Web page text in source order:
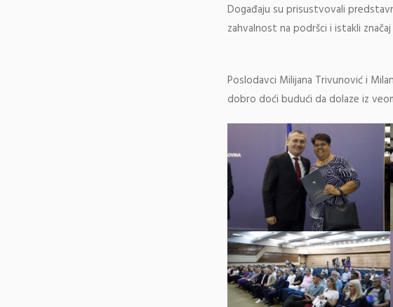
Događaju su prisustvovali
zahvalnost na podršci i istakli
Poslodavci Milijana Trivunović i
dobro doći budući da dolaze iz